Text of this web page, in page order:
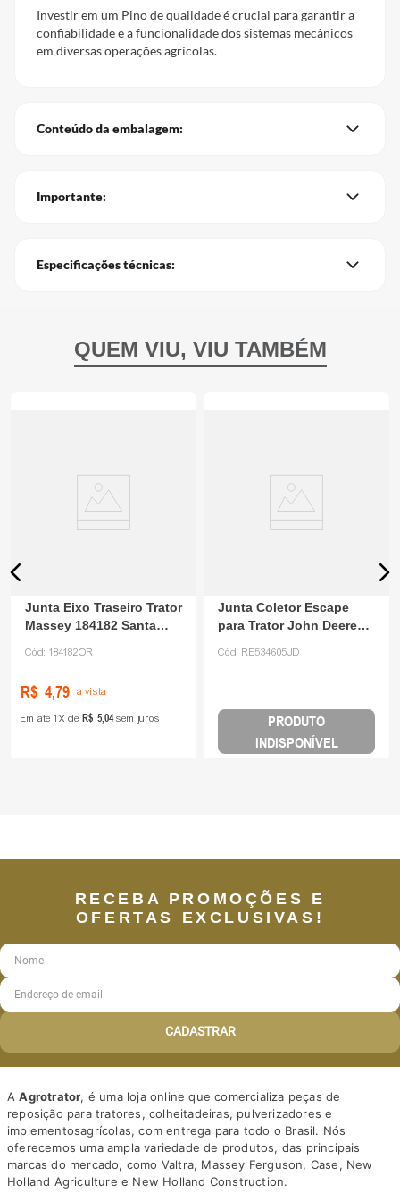
Investir em um Pino de qualidade é crucial para garantir a
confiabilidade e a funcionalidade dos sistemas mecânicos
em diversas operações agrícolas.
Conteúdo da embalagem:
Importante:
Especificações técnicas:
Junta Eixo Traseiro Trator
Massey 184182 Santa
Cód: 184182OR
R$ 4,79 à vista
Em até 1 de R$ 504sem juros
Junta Coletor Escape
para Trator John Deere
Cód: RE534605JD
PRODUTO
INDISPONÍVEL
RECEBA PROMOÇÕES E
OFERTAS EXCLUSIVAS!
CADASTRAR
AAgrotrator, é uma loja online que comercializa peças de
reposição para tratores, colheitadeiras, pulverizadores e
implementosagrícolas, com entrega para todo o Brasil. Nós
oferecemos uma ampla variedade de produtos, das principais
marcas do mercado, como Valtra, Massey Ferguson, Case, New
Holland Agriculture e New Holland Construction.